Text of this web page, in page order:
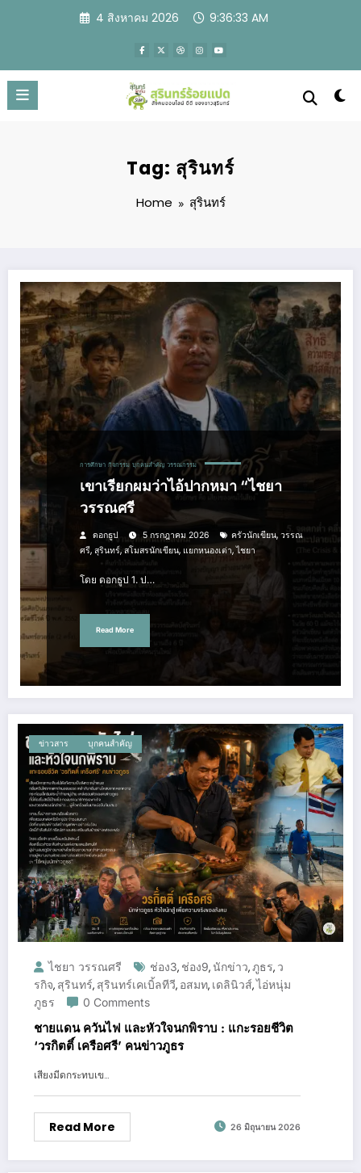
4 สิงหาคม 2026 9:36:35 AM
Tag: สุรินทร์
Home สุรินทร์
การศึกษา กิจกรรม บุกคนสำคัญ วรรณกรรม
เขาเรียกผมว่าไอ้ปากหมา “ไชยา
วรรณศรี
ดอกธูป 5 กรกฎาคม 2026 ครัวนักเขียน, วรรณ
ศรี, สุรินทร์, สโมสรนักเขียน, แยกหนองเต่า,ไชยา
โดย ดอกธูป 1. ป…
Read More
ข่าวสาร บุกคนสำคัญ
ไชยา วรรณศรี ช่อง3, ช่อง9,นักข่าว,ภูธร, ว
รกิจ, สุรินทร์, สุรินทร์เคเบิ้ลทีวี, อสมท, เดลินิวส์,ไอ่หนุ่ม
ภูธร
0 Comments
ชายแดน ควันไฟ และหัวใจนกพิราบ : แกะรอยชีวิต
‘วรกิตติ์ เครือศรี’ คนข่าวภูธร
เสียงมีดกระทบเข…
Read More 26 มิถุนายน 2026